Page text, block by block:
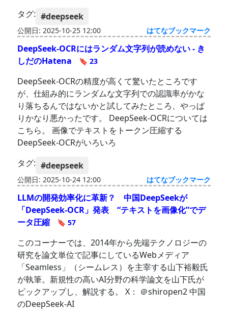
タグ: #deepseek
公開日: 2025-10-25 12:00 はてなブックマーク
DeepSeek-OCRにはランダム文字列が読めない - き
しだのHatena
🔖 23
DeepSeek-OCRの精度が高くて驚いたところです
が、仕組み的にランダムな文字列での認識率がかな
り落ちるんではないかと試してみたところ、やっぱ
りかなり悪かったです。 DeepSeek-OCRについては
こちら。 画像でテキストをトークン圧縮する
DeepSeek-OCRがいろいろ
タグ: #deepseek
公開日: 2025-10-24 12:00 はてなブックマーク
LLMの開発効率化に革新？ 中国DeepSeekが
「DeepSeek-OCR」発表 “テキストを画像化”でデ
ータ圧縮
🔖 57
このコーナーでは、2014年から先端テクノロジーの
研究を論文単位で記事にしているWebメディア
「Seamless」（シームレス）を主宰する山下裕毅氏
が執筆。新規性の高いAI分野の科学論文を山下氏が
ピックアップし、解説する。 X： ＠shiropen2 中国
のDeepSeek-AI